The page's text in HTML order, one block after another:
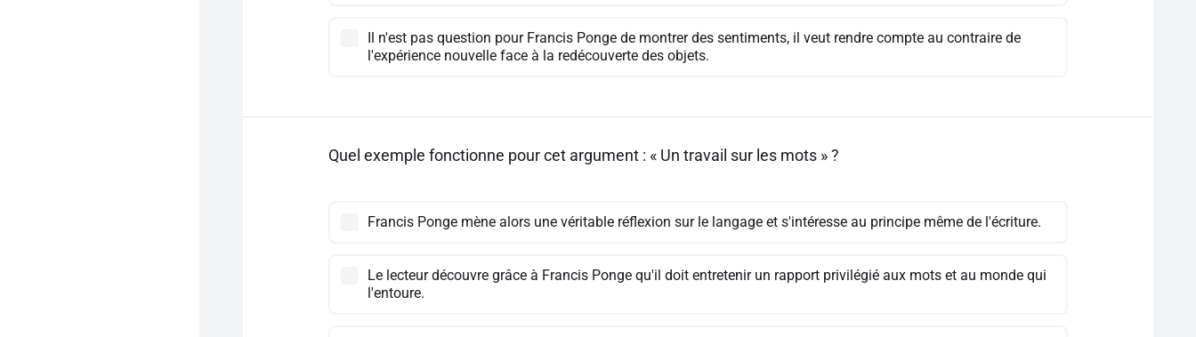
Il n'est pas question pour Francis Ponge de montrer des sentiments, il veut rendre compte au contraire de
l'expérience nouvelle face à la redécouverte des objets.
Quel exemple fonctionne pour cet argument : « Un travail sur les mots » ?
Francis Ponge mène alors une véritable réflexion sur le langage et s'intéresse au principe même de l'écriture.
Le lecteur découvre grâce à Francis Ponge qu'il doit entretenir un rapport privilégié aux mots et au monde qui
l'entoure.